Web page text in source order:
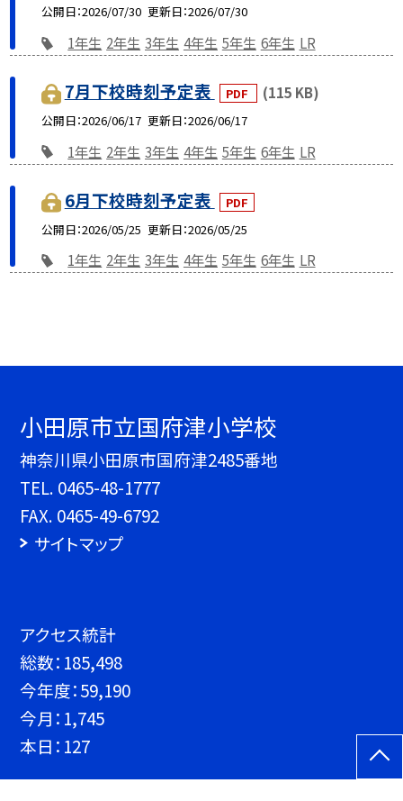
公開日 2026/07/30 更新日 2026/07/30
1年生 2年生 3年生 4年生 5年生 6年生 LR
7月下校時刻予定表 PDF (115 KB)
公開日 2026/06/17 更新日 2026/06/17
1年生 2年生 3年生 4年生 5年生 6年生 LR
6月下校時刻予定表
PDF
公開日 2026/05/25 更新日 2026/05/25
1年生 2年生 3年生 4年生 5年生 6年生 LR
小田原市立国府津小学校
神奈川県小田原市国府津2485番地
TEL. 0465-48-1777
FAX. 0465-49-6792
サイトマップ
アクセス統計
総数： 185,498
今年度：59,190
今月： 1,745
本日： 127